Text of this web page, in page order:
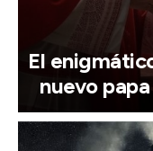
El
nuevo